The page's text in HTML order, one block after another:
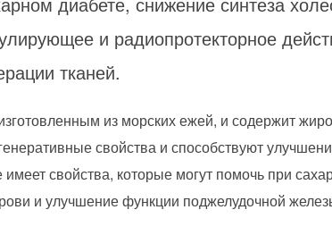
и радиопротекторное
тканей.
из морских ежей, и содержит
свойства и способствуют
свойства, которые могут помочь при
и улучшение функции поджелудочной